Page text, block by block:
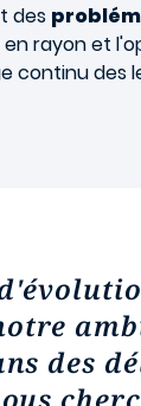
des
rayon et
continu des
des